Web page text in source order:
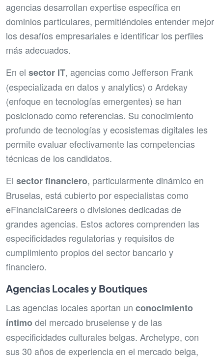
agencias desarrollan expertise específica en
dominios particulares, permitiéndoles entender mejor
los desafíos empresariales e identificar los perfiles
más adecuados.
En el sector IT, agencias como Jefferson Frank
(especializada en datos y analytics) o Ardekay
(enfoque en tecnologías emergentes) se han
posicionado como referencias. Su conocimiento
profundo de tecnologías y ecosistemas digitales les
permite evaluar efectivamente las competencias
técnicas de los candidatos.
El sector financiero, particularmente dinámico en
Bruselas, está cubierto por especialistas como
eFinancialCareers o divisiones dedicadas de
grandes agencias. Estos actores comprenden las
especificidades regulatorias y requisitos de
cumplimiento propios del sector bancario y
financiero.
Agencias Locales y Boutiques
Las agencias locales aportan un conocimiento
íntimodel mercado bruselense y de las
especificidades culturales belgas. Archetype, con
sus 30 años de experiencia en el mercado belga,